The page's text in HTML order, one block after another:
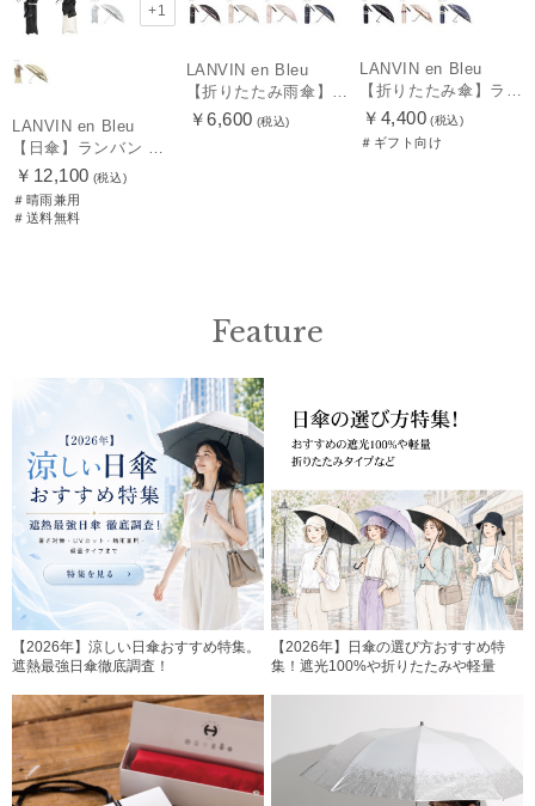
+1
LANVIN en Bleu
￥12,100 (税込)
＃晴雨兼用
＃送料無料
LANVIN en Bleu
【折りたたみ雨傘】ランバン オン ブルー（LANVIN en Bleu）デイジーリボン クイックアーチ 簡単開閉
￥6,600 (税込)
LANVIN en Bleu
【折りたたみ傘】ランバン オン ブルー (LANVIN en Bleu) サテンリボンボーダー 簡単開閉
￥4,400 (税込)
＃ギフト向け
Feature
【2026年】涼しい日傘おすすめ特集。
遮熱最強日傘徹底調査！
【2026年】日傘の選び方おすすめ特
集！遮光100%や折りたたみや軽量